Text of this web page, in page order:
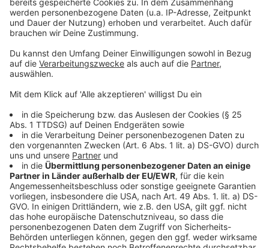
Nach anderthalb Stunden lag der mit heißer Nadel
gestrickte Änderungsantrag der Koalition dann vor.
Später entschuldigten sich die Sprecher der
Bündnisparteien für ihr Vorgehen und die lange
Verzögerung.
Uni will sich am Donnerstag (07.04.) äußern
Anzeige
Ob der Uni dieses knappe Ergebnis als positives Signal
für den Bau des Musikcampus wertet, will Uni-Rektor
Johannes Wessels voraussichtlich am
Donnerstagvormittag entscheiden. Er hatte im Vorfeld